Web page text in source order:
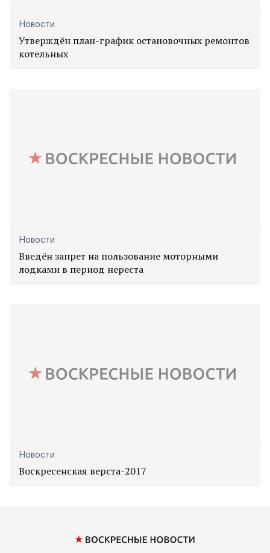
Новости
Утверждён план-график остановочных ремонтов
котельных
Новости
Введён запрет на пользование моторными
лодками в период нереста
Новости
Воскресенская верста-2017